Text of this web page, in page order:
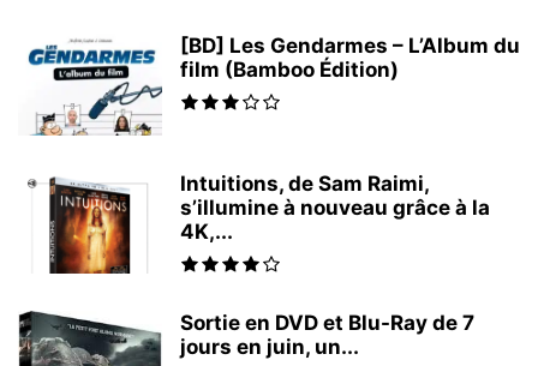
[BD] Les Gendarmes – L’Album du
film (Bamboo Édition)
Intuitions, de Sam Raimi,
s’illumine à nouveau grâce à la
4K,...
Sortie en DVD et Blu-Ray de 7
jours en juin, un...